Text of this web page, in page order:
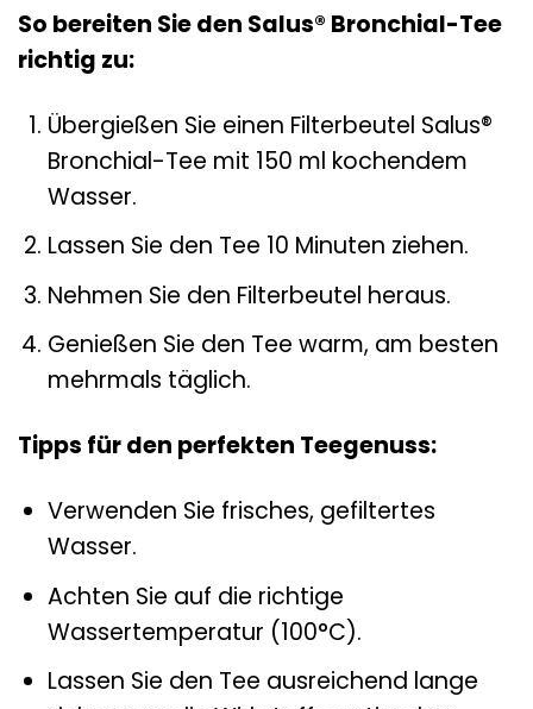
So bereiten Sie den Salus® Bronchial-Tee
richtig zu:
Übergießen Sie einen Filterbeutel Salus®
Bronchial-Tee mit 150 ml kochendem
Wasser.
Lassen Sie den Tee 10 Minuten ziehen.
Nehmen Sie den Filterbeutel heraus.
Genießen Sie den Tee warm, am besten
mehrmals täglich.
Tipps für den perfekten Teegenuss:
Verwenden Sie frisches, gefiltertes
Wasser.
Achten Sie auf die richtige
Wassertemperatur (100°C).
Lassen Sie den Tee ausreichend lange